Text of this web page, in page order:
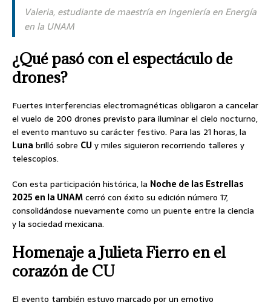
Valeria, estudiante de maestría en Ingeniería en Energía
en la UNAM
¿Qué pasó con el espectáculo de
drones?
Fuertes interferencias electromagnéticas obligaron a cancelar
el vuelo de 200 drones previsto para iluminar el cielo nocturno,
el evento mantuvo su carácter festivo. Para las 21 horas, la
Luna brilló sobre CUy miles siguieron recorriendo talleres y
telescopios.
Con esta participación histórica, la Noche de las Estrellas
2025 en la UNAMcerró con éxito su edición número 17,
consolidándose nuevamente como un puente entre la ciencia
y la sociedad mexicana.
Homenaje a Julieta Fierro en el
corazón de CU
El evento también estuvo marcado por un emotivo